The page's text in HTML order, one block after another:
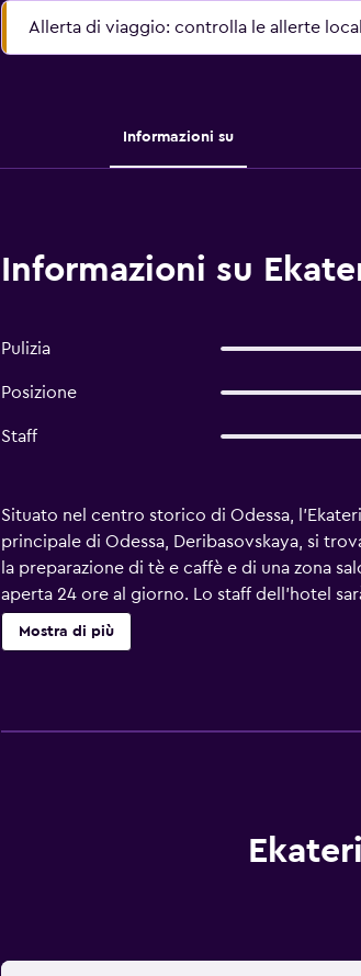
Allerta di viaggio: controlla le allerte
Informazioni su
Informazioni su
Pulizia
Posizione
Staff
Situato nel centro storico di Odessa,
principale di Odessa, Deribasovskaya, si
la preparazione di tè e caffè e di una zona
aperta 24 ore al giorno. Lo staff dell'hotel
colazione nell'intimità della vostra camera.
Filarmonico di Odessa.
Mostra di più